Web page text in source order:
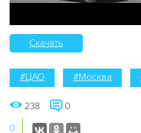
Скачать
#ЦАО #Москва
238 0
0